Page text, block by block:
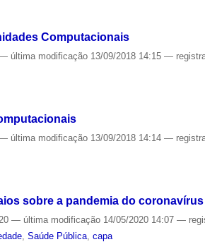
Computacionais
última modificação 13/09/2018 14:15—
última modificação 13/09/2018 14:14—
sobre a pandemia do coronavírus
— última modificação 14/05/2020 14:07—
,Saúde Pública ,capa